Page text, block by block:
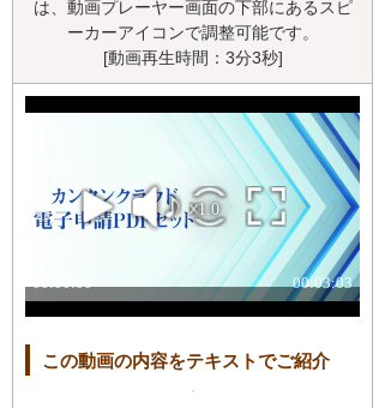
は、動画プレーヤー画面の下部にあるスピ
ーカーアイコンで調整可能です。
[動画再生時間：3分3秒]
この動画の内容をテキストでご紹介